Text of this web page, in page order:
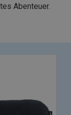
Abenteuer.